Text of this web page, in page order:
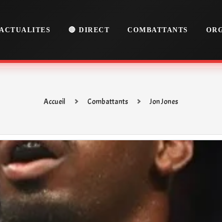
ACTUALITES 🔴 DIRECT COMBATTANTS
Accueil Combattants Jon Jones